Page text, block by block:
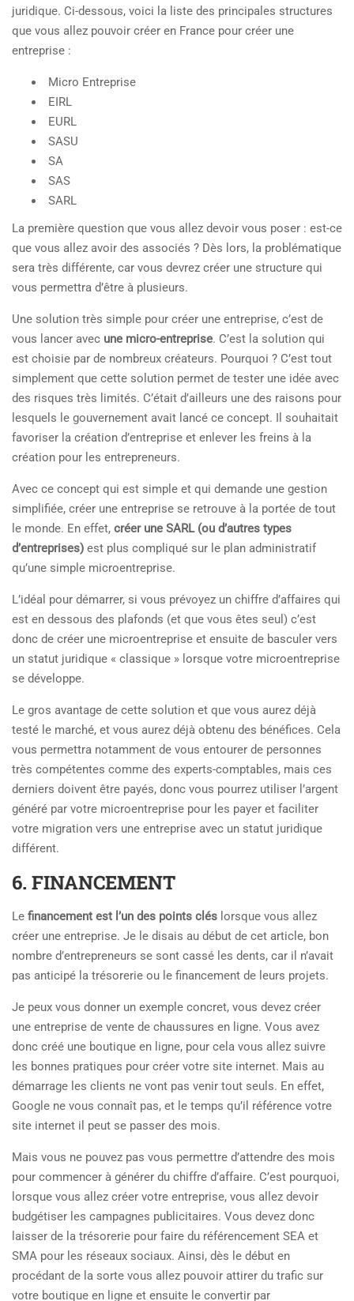
juridique. Ci-dessous, voici la liste des principales structures
que vous allez pouvoir créer en France pour créer une
entreprise :
Micro Entreprise
EIRL
EURL
SASU
SA
SAS
SARL
La première question que vous allez devoir vous poser : est-ce
que vous allez avoir des associés ? Dès lors, la problématique
sera très différente, car vous devrez créer une structure qui
vous permettra d’être à plusieurs.
Une solution très simple pour créer une entreprise, c’est de
vous lancer avec une micro-entreprise. C’est la solution qui
est choisie par de nombreux créateurs. Pourquoi ? C’est tout
simplement que cette solution permet de tester une idée avec
des risques très limités. C’était d’ailleurs une des raisons pour
lesquels le gouvernement avait lancé ce concept. Il souhaitait
favoriser la création d’entreprise et enlever les freins à la
création pour les entrepreneurs.
Avec ce concept qui est simple et qui demande une gestion
simplifiée, créer une entreprise se retrouve à la portée de tout
le monde. En effet, créer une SARL (ou d’autres types
d’entreprises) est plus compliqué sur le plan administratif
qu’une simple microentreprise.
L’idéal pour démarrer, si vous prévoyez un chiffre d’affaires qui
est en dessous des plafonds (et que vous êtes seul) c’est
donc de créer une microentreprise et ensuite de basculer vers
un statut juridique « classique » lorsque votre microentreprise
se développe.
Le gros avantage de cette solution et que vous aurez déjà
testé le marché, et vous aurez déjà obtenu des bénéfices. Cela
vous permettra notamment de vous entourer de personnes
très compétentes comme des experts-comptables, mais ces
derniers doivent être payés, donc vous pourrez utiliser l’argent
généré par votre microentreprise pour les payer et faciliter
votre migration vers une entreprise avec un statut juridique
différent.
6. FINANCEMENT
Le financement est l’un des points clés lorsque vous allez
créer une entreprise. Je le disais au début de cet article, bon
nombre d’entrepreneurs se sont cassé les dents, car il n’avait
pas anticipé la trésorerie ou le financement de leurs projets.
Je peux vous donner un exemple concret, vous devez créer
une entreprise de vente de chaussures en ligne. Vous avez
donc créé une boutique en ligne, pour cela vous allez suivre
les bonnes pratiques pour créer votre site internet. Mais au
démarrage les clients ne vont pas venir tout seuls. En effet,
Google ne vous connaît pas, et le temps qu’il référence votre
site internet il peut se passer des mois.
Mais vous ne pouvez pas vous permettre d’attendre des mois
pour commencer à générer du chiffre d’affaire. C’est pourquoi,
lorsque vous allez créer votre entreprise, vous allez devoir
budgétiser les campagnes publicitaires. Vous devez donc
laisser de la trésorerie pour faire du référencement SEA et
SMA pour les réseaux sociaux. Ainsi, dès le début en
procédant de la sorte vous allez pouvoir attirer du trafic sur
votre boutique en ligne et ensuite le convertir par